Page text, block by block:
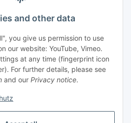
and other data
you give us permission to use
our website: YouTube, Vimeo.
at any time (fingerprint icon
For further details, please see
and our Privacy notice.